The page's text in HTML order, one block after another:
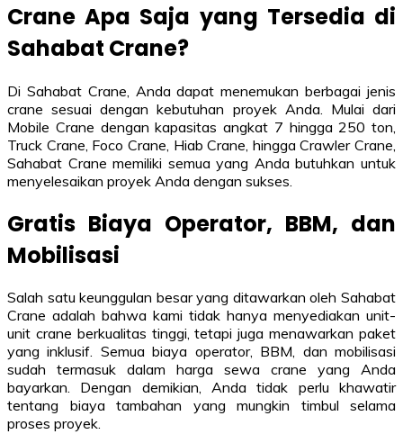
Crane Apa Saja yang Tersedia di
Sahabat Crane?
Di Sahabat Crane, Anda dapat menemukan berbagai jenis
crane sesuai dengan kebutuhan proyek Anda. Mulai dari
Mobile Crane dengan kapasitas angkat 7 hingga 250 ton,
Truck Crane, Foco Crane, Hiab Crane, hingga Crawler Crane,
Sahabat Crane memiliki semua yang Anda butuhkan untuk
menyelesaikan proyek Anda dengan sukses.
Gratis Biaya Operator, BBM, dan
Mobilisasi
Salah satu keunggulan besar yang ditawarkan oleh Sahabat
Crane adalah bahwa kami tidak hanya menyediakan unit-
unit crane berkualitas tinggi, tetapi juga menawarkan paket
yang inklusif. Semua biaya operator, BBM, dan mobilisasi
sudah termasuk dalam harga sewa crane yang Anda
bayarkan. Dengan demikian, Anda tidak perlu khawatir
tentang biaya tambahan yang mungkin timbul selama
proses proyek.